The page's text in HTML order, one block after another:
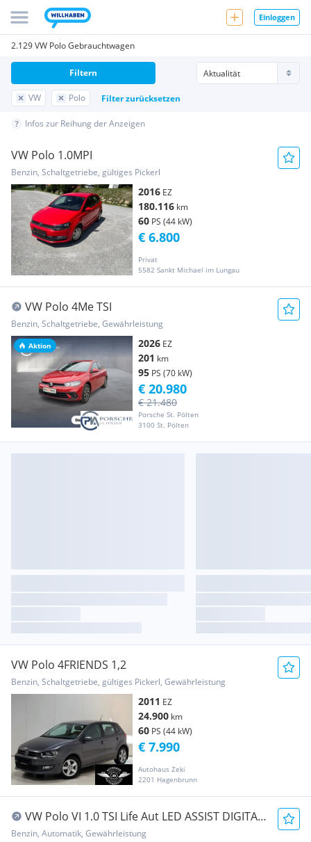
Einloggen
2.129 VW Polo Gebrauchtwagen
VW Polo Filter zurücksetzen
Filtern
Infos zur Reihung der Anzeigen
VW Polo 1.0MPI
Benzin, Schaltgetriebe, gültiges Pickerl
2016 EZ
180.116 km
60 PS (44 kW)
Privat
5582 Sankt Michael im Lungau
€ 6.800
Aktion
VW Polo 4Me TSI
Benzin, Schaltgetriebe, Gewährleistung
2026 EZ
201 km
95 PS (70 kW)
Porsche St. Pölten
3100 St. Pölten
€ 21.480
€ 20.980
VW Polo 4FRIENDS 1,2
Benzin, Schaltgetriebe, gültiges Pickerl, Gewährleistung
2011 EZ
24.900 km
60 PS (44 kW)
Autohaus Zeki
2201 Hagenbrunn
€ 7.990
VW Polo VI 1.0 TSI Life Aut LED ASSIST DIGITAL-
TACH
Benzin, Automatik, Gewährleistung